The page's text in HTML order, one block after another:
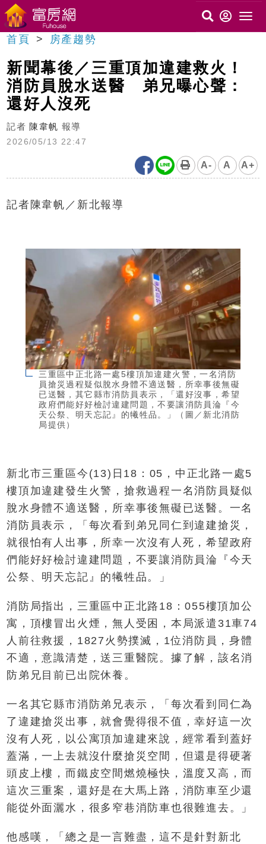
首頁 房產趨勢
新聞幕後／三重頂加違建救火！
消防員脫水送醫 弟兄曝心聲：
還好人沒死
記者 陳韋帆 報導
2026/05/13 22:47
A- A A+
記者陳韋帆／新北報導
三重區中正北路一處5樓頂加違建火警，一名消防
員搶災過程疑似脫水身體不適送醫，所幸事後無礙
已送醫，其它縣市消防員表示，「還好沒事，希望
政府們能好好檢討違建問題，不要讓消防員淪『今
天公祭、明天忘記』的犧牲品。」（圖／新北消防
局提供）
新北市三重區今(13)日18：05，中正北路一處5
樓頂加違建發生火警，搶救過程一名消防員疑似
脫水身體不適送醫，所幸事後無礙已送醫。一名
消防員表示，「每次看到弟兄同仁到違建搶災，
就很怕有人出事，所幸一次沒有人死，希望政府
們能好好檢討違建問題，不要讓消防員淪『今天
公祭、明天忘記』的犧牲品。」
消防局指出，三重區中正北路18：055樓頂加公
寓，頂樓冒出火煙，無人受困，本局派遣31車74
人前往救援，1827火勢撲滅，1位消防員，身體
不適，意識清楚，送三重醫院。據了解，該名消
防弟兄目前已出院休養。
一名其它縣市消防弟兄表示，「每次看到同仁為
了違建搶災出事，就會覺得很不值，幸好這一次
沒有人死，以公寓頂加違建來說，經常看到蓋好
蓋滿，一上去就沒什麼搶災空間，但還是得硬著
頭皮上樓，而鐵皮空間燃燒極快，溫度又高，而
這次三重案，還好是在大馬上路，消防車至少還
能從外面灑水，很多窄巷消防車也很難進去。」
他感嘆，「總之是一言難盡，這不是針對新北